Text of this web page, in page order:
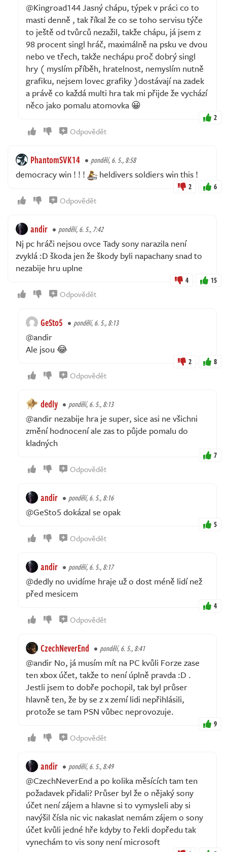
@Kingroad144 Jasný chápu, týpek v práci co to
masti denně , tak říkal že co se toho servisu týče
to ještě od tvůrců nezažil, takže chápu, já jsem z
98 procent singl hráč, maximálně na psku ve dvou
nebo ve třech, takže nechápu proč dobrý singl
hry ( myslím příběh, hratelnost, nemyslím nutně
grafiku, nejsem lovec grafiky )dostávají na zadek
a právě co každá multi hra tak mi přijde že vychází
něco jako pomalu atomovka 😀
2
Odpovědět
PhantomSVK14 pondělí, 6. 5., 8:58
democracy win ! ! ! heldivers soldiers win this !
2 6
Odpovědět
andir pondělí, 6. 5., 7:42
Nj pc hráči nejsou ovce Tady sony narazila není
zvyklá :D škoda jen že škody byli napachany snad to
nezabije hru uplne
4 15
Odpovědět
GeSto5 pondělí, 6. 5., 8:13
@andir
Ale jsou 😂
2 8
Odpovědět
dedly pondělí, 6. 5., 8:13
@andir nezabije hra je super, sice asi ne všichni
změní hodnocení ale zas to půjde pomalu do
kladných
7
Odpovědět
andir pondělí, 6. 5., 8:16
@GeSto5 dokázal se opak
5
Odpovědět
andir pondělí, 6. 5., 8:17
@dedly no uvidíme hraje už o dost méně lidí než
před mesicem
4
Odpovědět
CzechNeverEnd pondělí, 6. 5., 8:41
@andir No, já musím mít na PC kvůli Forze zase
ten xbox účet, takže to není úplně pravda :D .
Jestli jsem to dobře pochopil, tak byl průser
hlavně ten, že by se z x zemí lidi nepřihlásili,
protože se tam PSN vůbec neprovozuje.
9
Odpovědět
andir pondělí, 6. 5., 8:49
@CzechNeverEnd a po kolika měsících tam ten
požadavek přidali? Průser byl že o nějaký sony
účet není zájem a hlavne si to vymysleli aby si
navýšil čísla nic vic nakaslat nemám zájem o sony
účet kvůli jedné hře kdyby to řekli dopředu tak
vynechám to vis sony není microsoft